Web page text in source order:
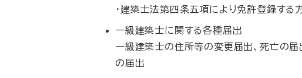
・建築士法第四条五項により免許登録する
一級建築士に関する各種届出
一級建築士の住所等の変更届出、死亡の
の届出